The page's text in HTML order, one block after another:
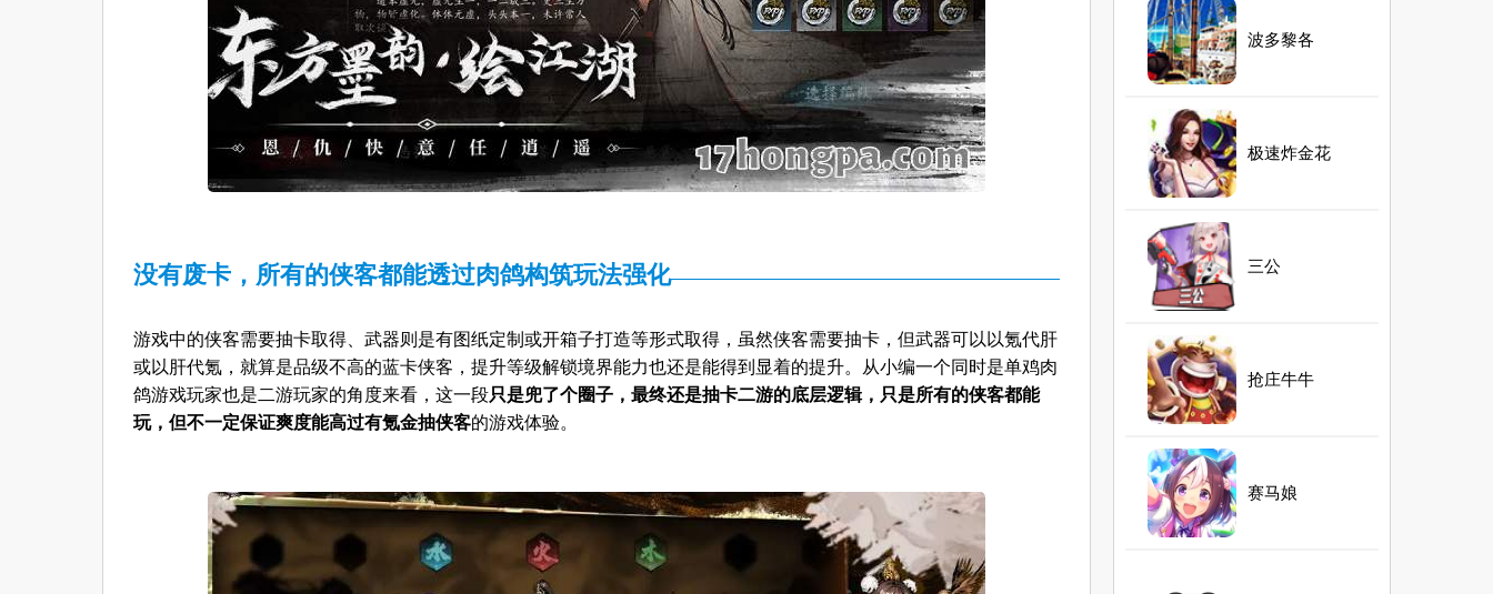
没有废卡，所有的侠客都能透过肉鸽构筑玩法强化
游戏中的侠客需要抽卡取得、武器则是有图纸定制或开箱子打造等形式取得，虽然侠客需要抽卡，但武器可以以氪代肝
或以肝代氪，就算是品级不高的蓝卡侠客，提升等级解锁境界能力也还是能得到显着的提升。从小编一个同时是单鸡肉
鸽游戏玩家也是二游玩家的角度来看，这一段只是兜了个圈子，最终还是抽卡二游的底层逻辑，只是所有的侠客都能
玩，但不一定保证爽度能高过有氪金抽侠客的游戏体验。
波多黎各
极速炸金花
三公
抢庄牛牛
赛马娘